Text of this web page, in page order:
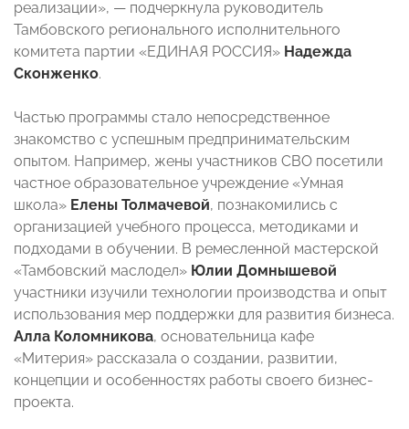
реализации», — подчеркнула руководитель
Тамбовского регионального исполнительного
комитета партии «ЕДИНАЯ РОССИЯ» Надежда
Сконженко.
Частью программы стало непосредственное
знакомство с успешным предпринимательским
опытом. Например, жены участников СВО посетили
частное образовательное учреждение «Умная
школа» Елены Толмачевой, познакомились с
организацией учебного процесса, методиками и
подходами в обучении. В ремесленной мастерской
«Тамбовский маслодел» Юлии Домнышевой
участники изучили технологии производства и опыт
использования мер поддержки для развития бизнеса.
Алла Коломникова, основательница кафе
«Митерия» рассказала о создании, развитии,
концепции и особенностях работы своего бизнес-
проекта.